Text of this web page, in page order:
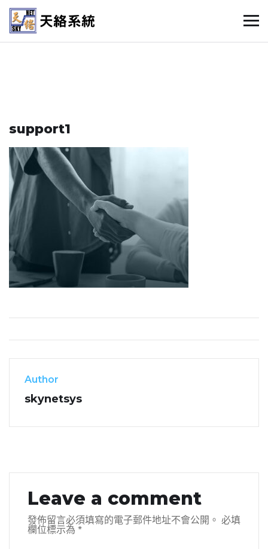
support1
Author
skynetsys
Leave a comment
發佈留言必須填寫的電子郵件地址不會公開。 必填
欄位標示為 *